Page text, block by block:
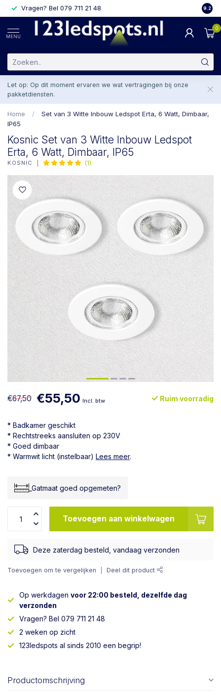
Vragen? Bel 079 711 21 48 29.2
MENU
0
Let op: Op dit moment ervaren we wat vertragingen bij onze
pakketdiensten.
Home /
Set van 3 Witte Inbouw Ledspot Erta, 6 Watt, Dimbaar,
IP65
Kosnic Set van 3 Witte Inbouw Ledspot
Erta, 6 Watt, Dimbaar, IP65
KOSNIC (1)
€67,50 €55,50 Incl. btw Ruim voorradig
* Badkamer geschikt
* Rechtstreeks aansluiten op 230V
* Goed dimbaar
* Warmwit licht (instelbaar) Lees meer.
_Gatmaat goed opgemeten?
Toevoegen aan winkelwagen
Deze zaterdag besteld, vandaag verzonden
Toevoegen om te vergelijken Deel dit product
Op werkdagen voor 22:00 besteld, dezelfde dag
verzonden
Vragen? Bel 079 711 21 48
2 weken op zicht
123ledspots al sinds 2010 een begrip!
Productomschrijving